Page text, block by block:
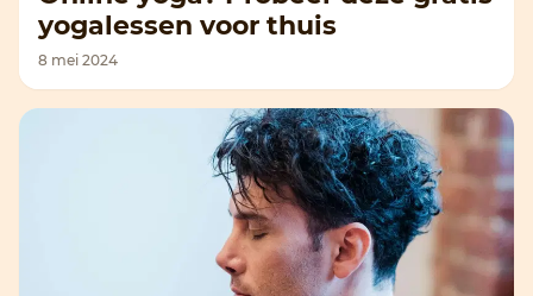
yogalessen voor thuis
8 mei 2024